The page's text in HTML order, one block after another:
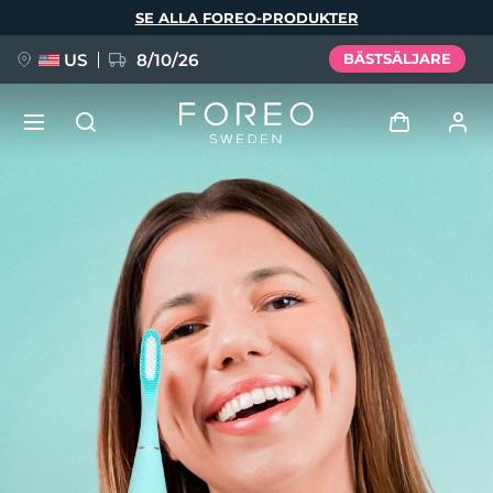
SE ALLA FOREO-PRODUKTER
US 8/10/26 BÄSTSÄLJARE
Användarprofil
Mina enheter
Mina beställningar
Mina adresser
Mina prenumerationer
FAQ™ Pure Beauty-Tech Elixir
BREAKING NEWS
issa™ Teeth Whitening Set
Deutsch
Español
Français
Italiano
Português
Svenska
Русский
简体中文 繁體中文